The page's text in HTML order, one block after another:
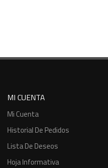
MI CUENTA
Mi Cuenta
Historial De Pedidos
Lista De Deseos
Hoja Informativa